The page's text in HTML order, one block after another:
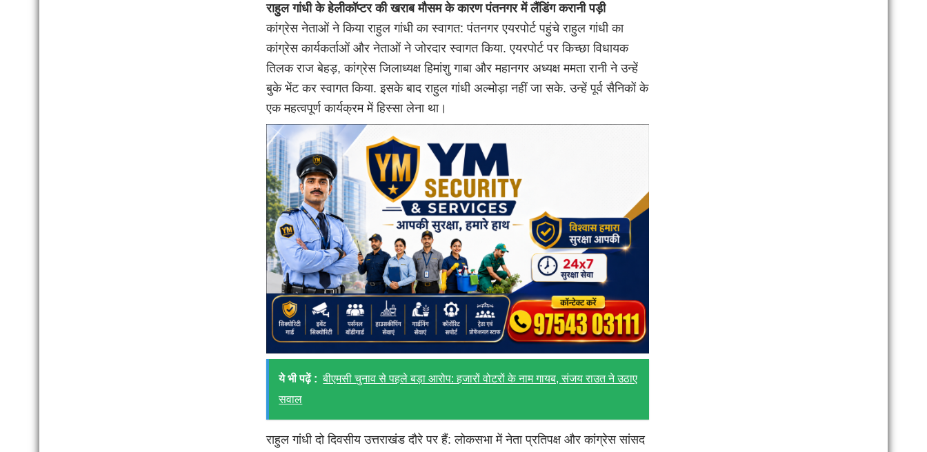
राहुल गांधी के हेलीकॉप्टर की खराब मौसम के कारण पंतनगर में लैंडिंग करानी पड़ी
कांग्रेस नेताओं ने किया राहुल गांधी का स्वागत: पंतनगर एयरपोर्ट पहुंचे राहुल गांधी का
कांग्रेस कार्यकर्ताओं और नेताओं ने जोरदार स्वागत किया. एयरपोर्ट पर किच्छा विधायक
तिलक राज बेहड़, कांग्रेस जिलाध्यक्ष हिमांशु गाबा और महानगर अध्यक्ष ममता रानी ने उन्हें
बुके भेंट कर स्वागत किया. इसके बाद राहुल गांधी अल्मोड़ा नहीं जा सके. उन्हें पूर्व सैनिकों के
एक महत्वपूर्ण कार्यक्रम में हिस्सा लेना था।
ये भी पढ़ें : बीएमसी चुनाव से पहले बड़ा आरोप: हजारों वोटरों के नाम गायब, संजय राउत ने उठाए
सवाल
राहुल गांधी दो दिवसीय उत्तराखंड दौरे पर हैं: लोकसभा में नेता प्रतिपक्ष और कांग्रेस सांसद